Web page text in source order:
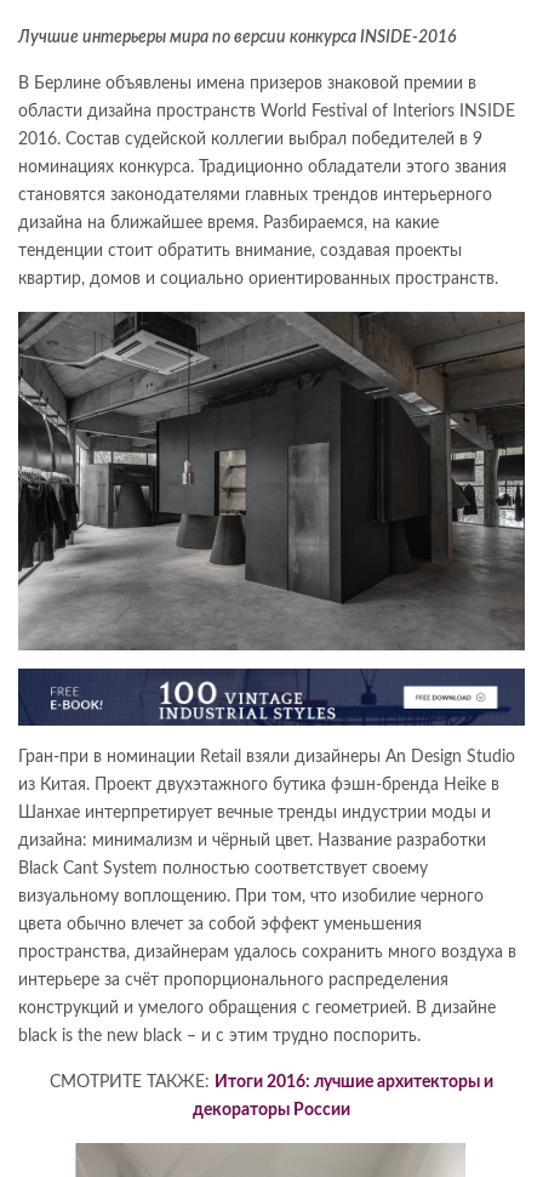
Лучшие интерьеры мира по версии конкурса INSIDE-2016
В Берлине объявлены имена призеров знаковой премии в
области дизайна пространств World Festival of Interiors INSIDE
2016. Состав судейской коллегии выбрал победителей в 9
номинациях конкурса. Традиционно обладатели этого звания
становятся законодателями главных трендов интерьерного
дизайна на ближайшее время. Разбираемся, на какие
тенденции стоит обратить внимание, создавая проекты
квартир, домов и социально ориентированных пространств.
Гран-при в номинации Retail взяли дизайнеры An Design Studio
из Китая. Проект двухэтажного бутика фэшн-бренда Heike в
Шанхае интерпретирует вечные тренды индустрии моды и
дизайна: минимализм и чёрный цвет. Название разработки
Black Cant System полностью соответствует своему
визуальному воплощению. При том, что изобилие черного
цвета обычно влечет за собой эффект уменьшения
пространства, дизайнерам удалось сохранить много воздуха в
интерьере за счёт пропорционального распределения
конструкций и умелого обращения с геометрией. В дизайне
black is the new black – и с этим трудно поспорить.
СМОТРИТЕ ТАКЖЕ: Итоги 2016: лучшие архитекторы и
декораторы России